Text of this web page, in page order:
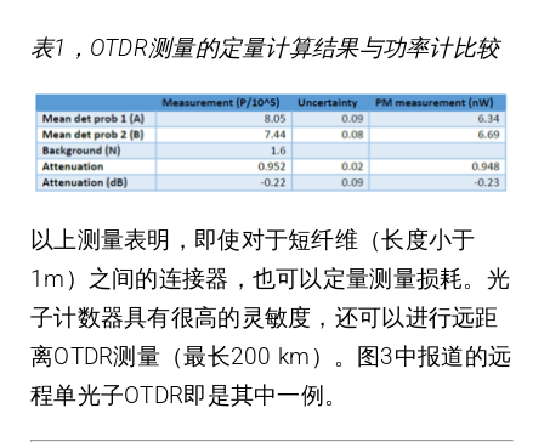
表1，OTDR测量的定量计算结果与功率计比较
以上测量表明，即使对于短纤维（长度小于
1m）之间的连接器，也可以定量测量损耗。光
子计数器具有很高的灵敏度，还可以进行远距
离OTDR测量（最长200 km）。图3中报道的远
程单光子OTDR即是其中一例。